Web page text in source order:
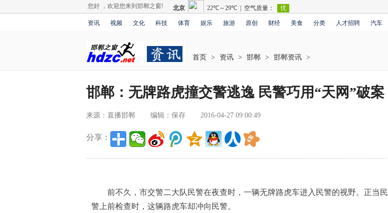
您好 ，欢迎您来到邯郸之窗!
资讯 视频 文化 科技 体育 娱乐 旅游 原创 财经 美食 分类 人才招聘 汽车
首页 > 资讯 > 邯郸 > 邯郸资讯 >
邯郸：无牌路虎撞交警逃逸 民警巧用“天网”破案
来源：直播邯郸 编辑：保存 2016-04-27 09:00:49
分享：
前不久，市交警二大队民警在夜查时，一辆无牌路虎车进入民警的视野。正当民
警上前检查时，这辆路虎车却冲向民警。